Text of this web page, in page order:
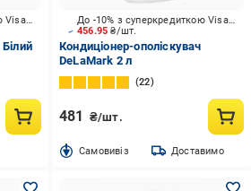
До -10% з суперкредиткою Visa Вигода
456.95₴/шт.
До -10% з суперкредиткою Visa Вигода
Кондиціонер-ополіскувач
DeLaMark 2 л
22
481 ₴/шт.
Cамовивіз Доставимо